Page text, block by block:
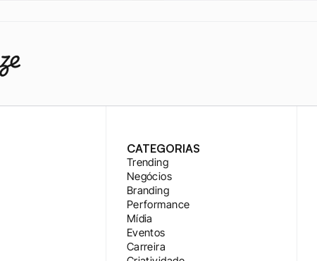
CATEGORIAS
Trending
Negócios
Branding
Performance
Mídia
Eventos
Carreira